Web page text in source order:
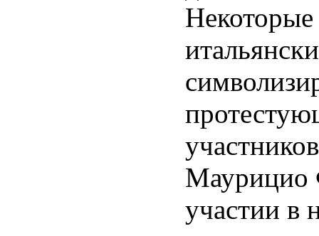
Маурицио
участии в